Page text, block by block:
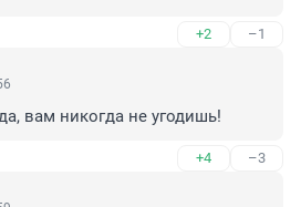
+2 –1
вам никогда не угодишь!
+4 –3